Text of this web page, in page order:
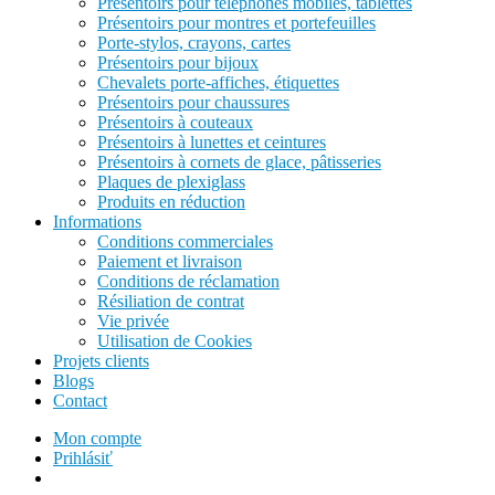
Présentoirs pour montres et portefeuilles
Porte-stylos, crayons, cartes
Présentoirs pour bijoux
Chevalets porte-affiches, étiquettes
Présentoirs pour chaussures
Présentoirs à couteaux
Présentoirs à lunettes et ceintures
Présentoirs à cornets de glace, pâtisseries
Plaques de plexiglass
Produits en réduction
Informations
Conditions commerciales
Paiement et livraison
Conditions de réclamation
Résiliation de contrat
Vie privée
Utilisation de Cookies
Projets clients
Blogs
Contact
Mon compte
Prihlásiť